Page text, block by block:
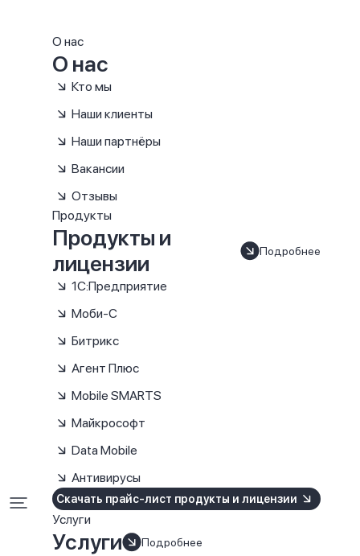
О нас
О нас
Кто мы
Наши клиенты
Наши партнёры
Вакансии
Отзывы
Продукты
Продукты и
лицензии
Подробнее
1С:Предприятие
Моби-С
Битрикс
Агент Плюс
Mobile SMARTS
Майкрософт
Data Mobile
Антивирусы
Скачать прайс-лист продукты и лицензии
Услуги
Услуги Подробнее